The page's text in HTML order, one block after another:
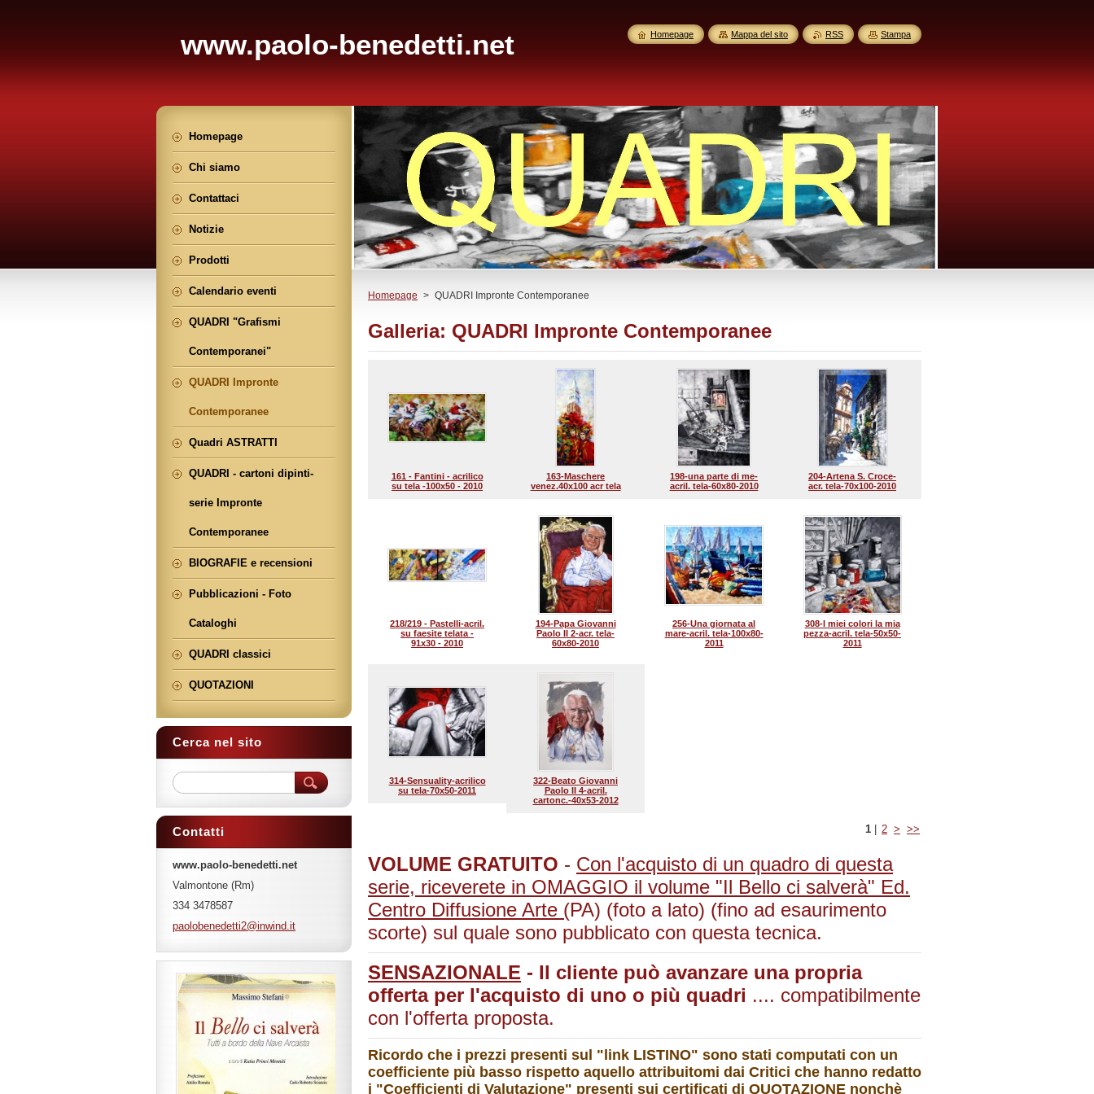
www.paolo-benedetti.net
Homepage > QUADRI Impronte Contemporanee
Galleria: QUADRI Impronte Contemporanee
161 - Fantini - acrilico
su tela -100x50 - 2010
163-Maschere
venez.40x100 acr tela
198-una parte di me-
acril. tela-60x80-2010
204-Artena S. Croce-
acr. tela-70x100-2010
218/219 - Pastelli-acril.
su faesite telata -
91x30 - 2010
194-Papa Giovanni
Paolo II 2-acr. tela-
60x80-2010
256-Una giornata al
mare-acril. tela-100x80-
2011
308-I miei colori la mia
pezza-acril. tela-50x50-
2011
314-Sensuality-acrilico
su tela-70x50-2011
322-Beato Giovanni
Paolo II 4-acril.
cartonc.-40x53-2012
1 2 > >>
VOLUME GRATUITO - Con l'acquisto di un quadro di questa
serie, riceverete in OMAGGIO il volume "Il Bello ci salverà" Ed.
Centro Diffusione Arte (PA) (foto a lato) (fino ad esaurimento
scorte) sul quale sono pubblicato con questa tecnica.
SENSAZIONALE - Il cliente può avanzare una propria
offerta per l'acquisto di uno o più quadri .... compatibilmente
con l'offerta proposta.
Ricordo che i prezzi presenti sul "link LISTINO" sono stati computati con un
coefficiente più basso rispetto aquello attribuitomi dai Critici che hanno redatto
i "Coefficienti di Valutazione" presenti sui certificati di QUOTAZIONE nonchè
Homepage
Chi siamo
Contattaci
Notizie
Prodotti
Calendario eventi
QUADRI "Grafismi
Contemporanei"
QUADRI Impronte
Contemporanee
Quadri ASTRATTI
QUADRI - cartoni dipinti-
serie Impronte
Contemporanee
BIOGRAFIE e recensioni
Pubblicazioni - Foto
Cataloghi
QUADRI classici
QUOTAZIONI
Cerca nel sito
Contatti
www.paolo-benedetti.net
Valmontone (Rm)
334 3478587
paolobenedetti2@inwind.it
Homepage Mappa del sito RSS Stampa